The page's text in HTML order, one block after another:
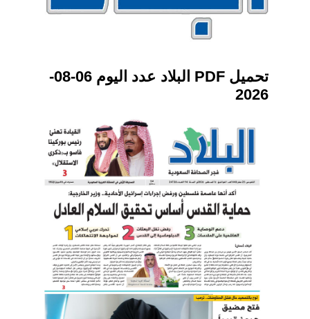
تحميل PDF البلاد عدد اليوم 06-08-
2026